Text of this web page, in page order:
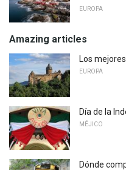
EUROPA
Amazing articles
Los
EUROPA
Día de la
MÉJICO
Dónde